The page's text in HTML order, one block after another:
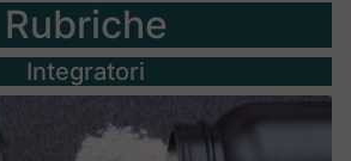
Rubriche
Integratori